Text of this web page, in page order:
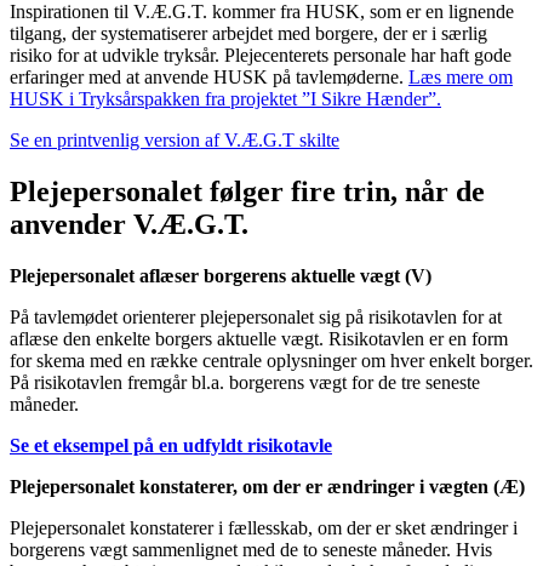
Inspirationen til V.Æ.G.T. kommer fra HUSK, som er en lignende
tilgang, der systematiserer arbejdet med borgere, der er i særlig
risiko for at udvikle tryksår. Plejecenterets personale har haft gode
erfaringer med at anvende HUSK på tavlemøderne. Læs mere om
HUSK i Tryksårspakken fra projektet ”I Sikre Hænder”.
Se en printvenlig version af V.Æ.G.T skilte
Plejepersonalet følger fire trin, når de
anvender V.Æ.G.T.
Plejepersonalet aflæser borgerens aktuelle vægt (V)
På tavlemødet orienterer plejepersonalet sig på risikotavlen for at
aflæse den enkelte borgers aktuelle vægt. Risikotavlen er en form
for skema med en række centrale oplysninger om hver enkelt borger.
På risikotavlen fremgår bl.a. borgerens vægt for de tre seneste
måneder.
Se et eksempel på en udfyldt risikotavle
Plejepersonalet konstaterer, om der er ændringer i vægten (Æ)
Plejepersonalet konstaterer i fællesskab, om der er sket ændringer i
borgerens vægt sammenlignet med de to seneste måneder. Hvis